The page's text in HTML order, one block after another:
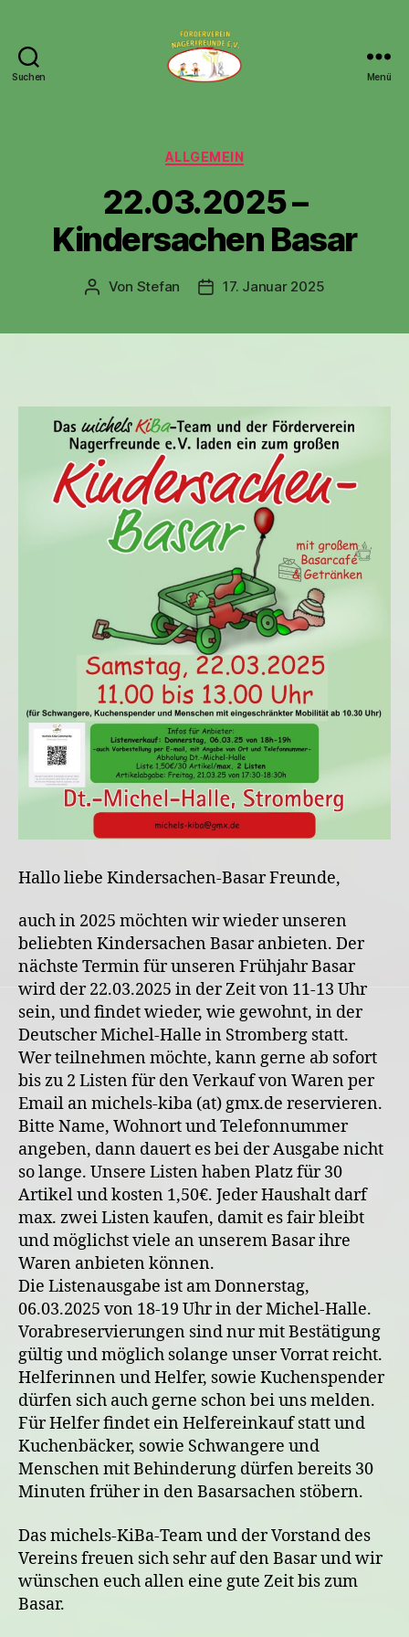
Suchen Menü
Kategorien
ALLGEMEIN
22.03.2025 –
Kindersachen Basar
Beitragsautor
Von Stefan Veröffentlichungsdatum
17. Januar 2025
Hallo liebe Kindersachen-Basar Freunde,
auch in 2025 möchten wir wieder unseren
beliebten Kindersachen Basar anbieten. Der
nächste Termin für unseren Frühjahr Basar
wird der 22.03.2025 in der Zeit von 11-13 Uhr
sein, und findet wieder, wie gewohnt, in der
Deutscher Michel-Halle in Stromberg statt.
Wer teilnehmen möchte, kann gerne ab sofort
bis zu 2 Listen für den Verkauf von Waren per
Email an michels-kiba (at) gmx.de reservieren.
Bitte Name, Wohnort und Telefonnummer
angeben, dann dauert es bei der Ausgabe nicht
so lange. Unsere Listen haben Platz für 30
Artikel und kosten 1,50€. Jeder Haushalt darf
max. zwei Listen kaufen, damit es fair bleibt
und möglichst viele an unserem Basar ihre
Waren anbieten können.
Die Listenausgabe ist am Donnerstag,
06.03.2025 von 18-19 Uhr in der Michel-Halle.
Vorabreservierungen sind nur mit Bestätigung
gültig und möglich solange unser Vorrat reicht.
Helferinnen und Helfer, sowie Kuchenspender
dürfen sich auch gerne schon bei uns melden.
Für Helfer findet ein Helfereinkauf statt und
Kuchenbäcker, sowie Schwangere und
Menschen mit Behinderung dürfen bereits 30
Minuten früher in den Basarsachen stöbern.
Das michels-KiBa-Team und der Vorstand des
Vereins freuen sich sehr auf den Basar und wir
wünschen euch allen eine gute Zeit bis zum
Basar.